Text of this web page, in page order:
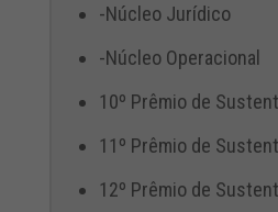
-Núcleo Jurídico
-Núcleo Operacional
10º Prêmio de
11º Prêmio de
12º Prêmio de